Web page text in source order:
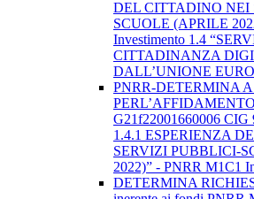
DEL CITTADINO NEI
SCUOLE (APRILE
Investimento 1.4
CITTADINANZA
DALL’UNIONE
PNRR-DETERMINA
G21f22001660006 CIG
1.4.1 ESPERIENZA
SERVIZI PUBBLICI-
2022)” - PNRR M1C1
DETERMINA